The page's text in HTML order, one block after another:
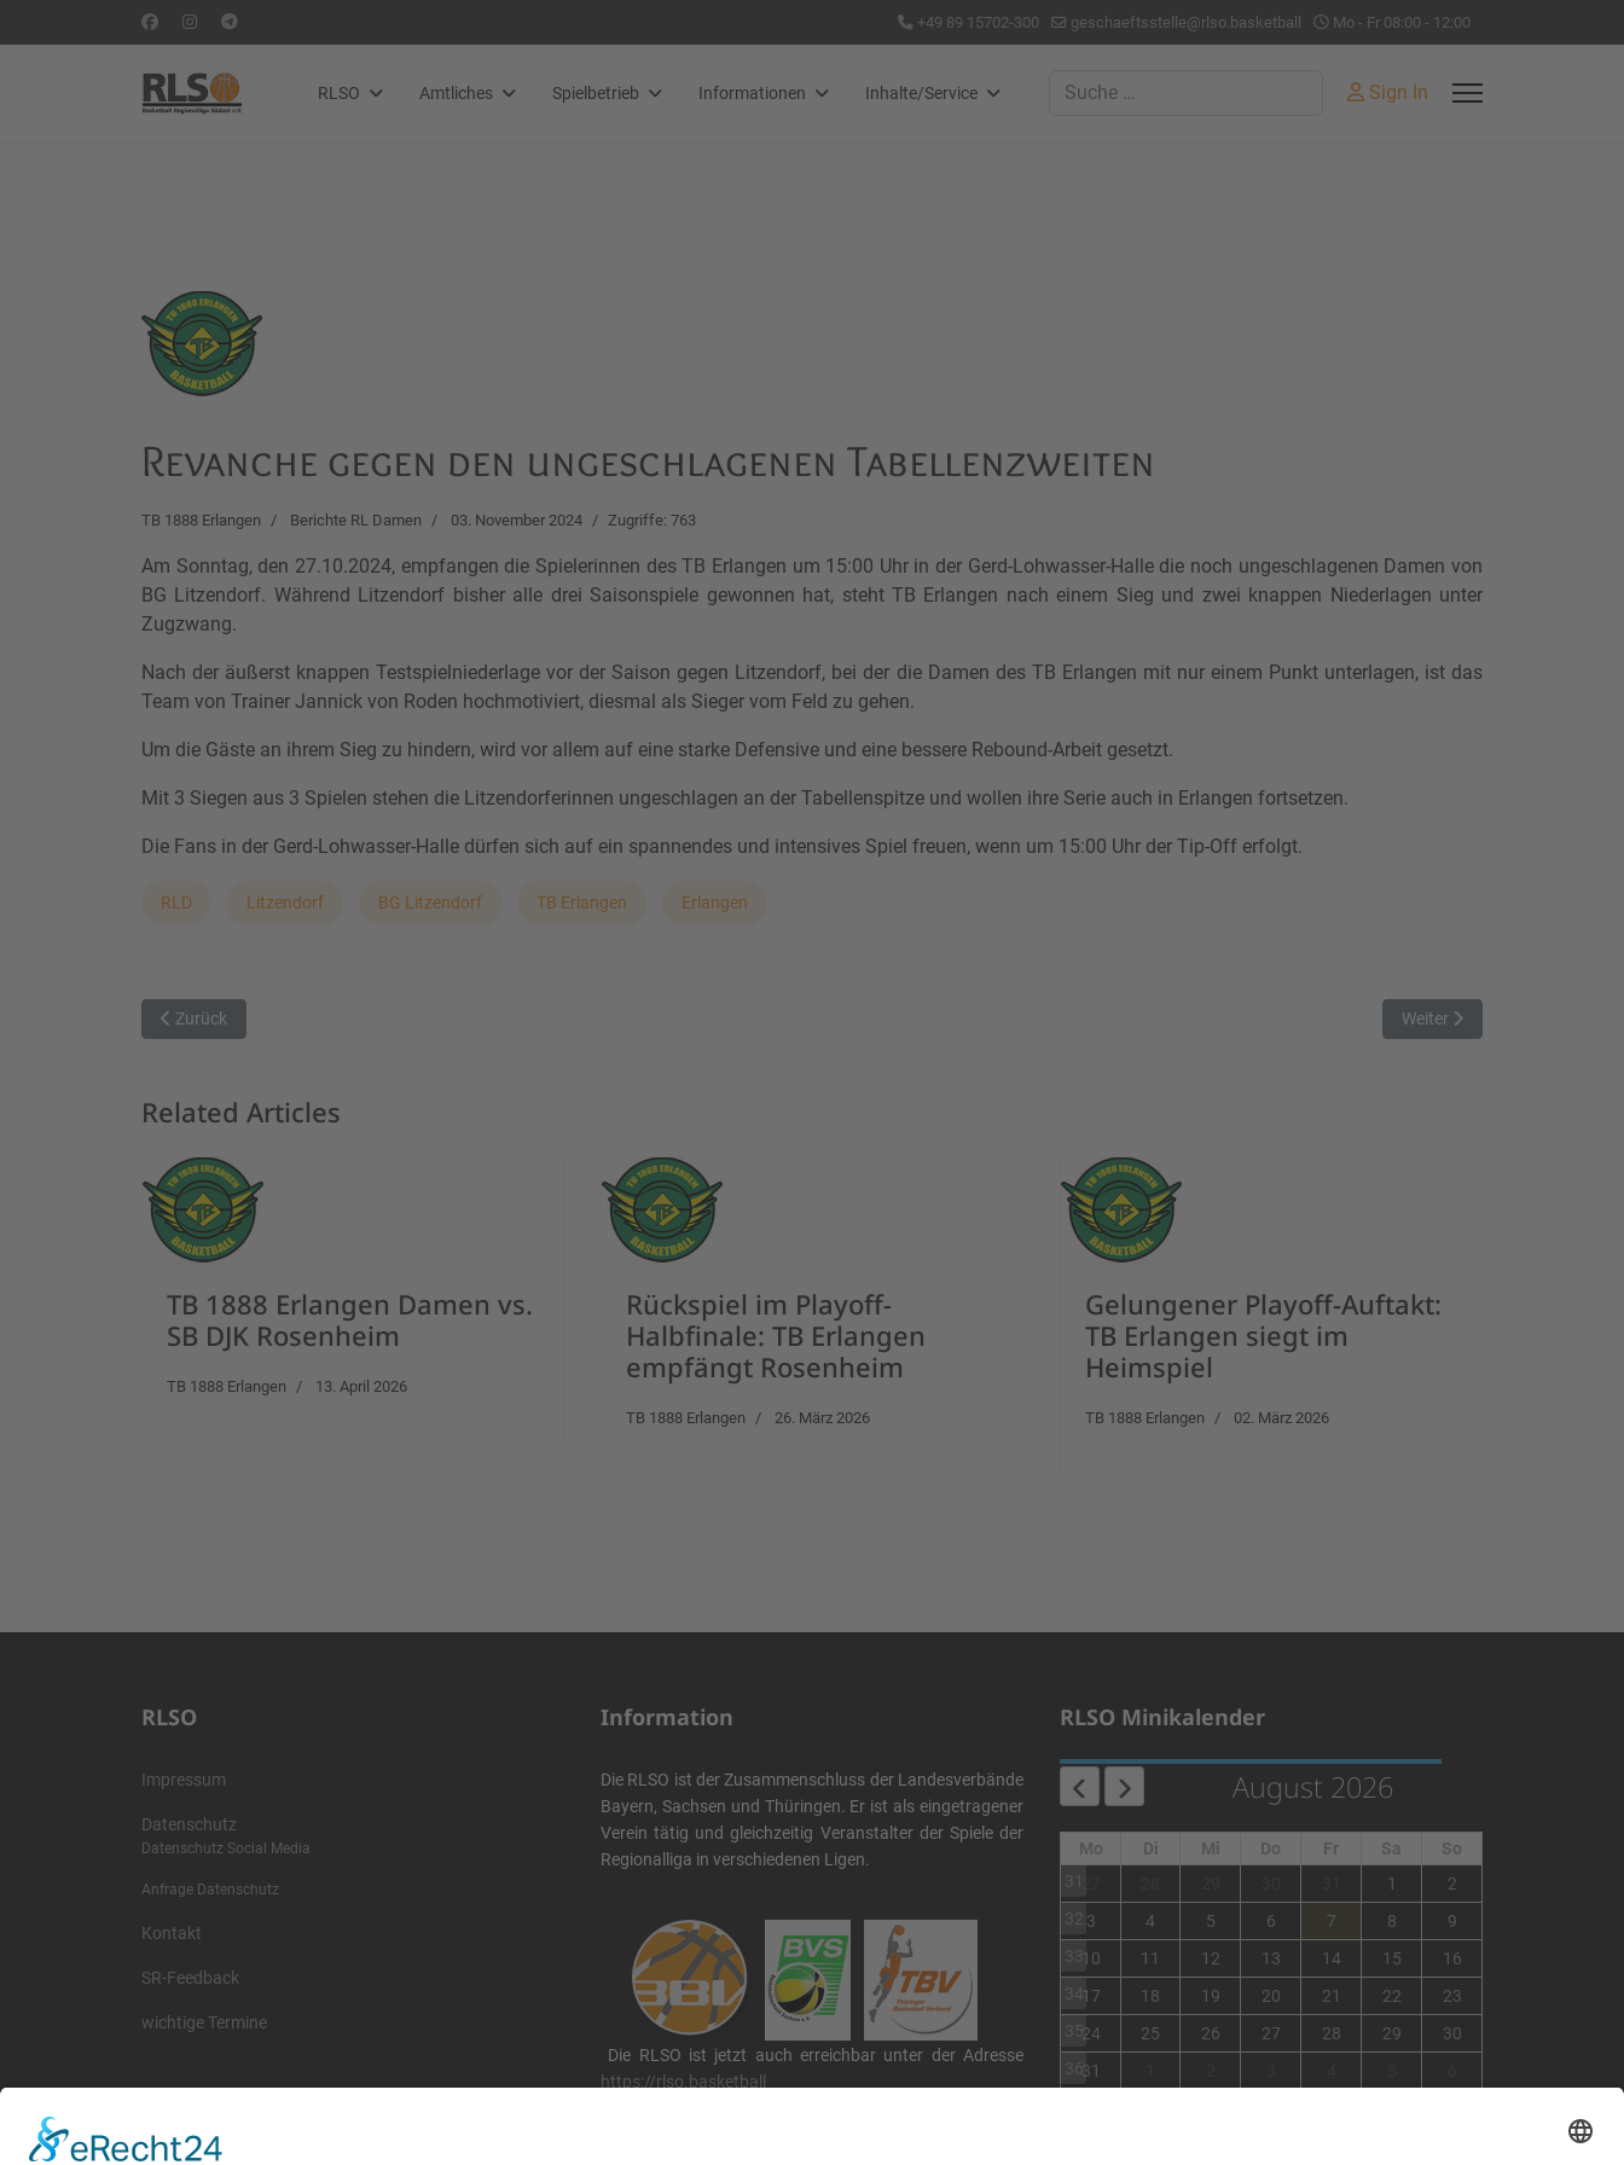
+49 89 15702-300 geschaeftsstelle@rlso.basketball Mo - Fr 08:00 - 12:00
RLSO Amtliches Spielbetrieb Informationen Inhalte/Service Suchen Sign In
Revanche gegen den ungeschlagenen Tabellenzweiten
TB 1888 Erlangen Berichte RL Damen 03. November 2024 Zugriffe: 763
Am Sonntag, den 27.10.2024, empfangen die Spielerinnen des TB Erlangen um 15:00 Uhr in der Gerd-Lohwasser-Halle die noch ungeschlagenen Damen von
BG Litzendorf. Während Litzendorf bisher alle drei Saisonspiele gewonnen hat, steht TB Erlangen nach einem Sieg und zwei knappen Niederlagen unter
Zugzwang.
Nach der äußerst knappen Testspielniederlage vor der Saison gegen Litzendorf, bei der die Damen des TB Erlangen mit nur einem Punkt unterlagen, ist das
Team von Trainer Jannick von Roden hochmotiviert, diesmal als Sieger vom Feld zu gehen.
Um die Gäste an ihrem Sieg zu hindern, wird vor allem auf eine starke Defensive und eine bessere Rebound-Arbeit gesetzt.
Mit 3 Siegen aus 3 Spielen stehen die Litzendorferinnen ungeschlagen an der Tabellenspitze und wollen ihre Serie auch in Erlangen fortsetzen.
Die Fans in der Gerd-Lohwasser-Halle dürfen sich auf ein spannendes und intensives Spiel freuen, wenn um 15:00 Uhr der Tip-Off erfolgt.
RLD Litzendorf BG Litzendorf TB Erlangen Erlangen
Vorheriger Beitrag: Sieg für TB Erlangen nach spannender Partie gegen BG Litzendorf
Zurück Nächster Beitrag: TVA
Weiter
Related Articles
TB 1888 Erlangen Damen vs.
SB DJK Rosenheim
TB 1888 Erlangen 13. April 2026
Rückspiel im Playoff-
Halbfinale: TB Erlangen
empfängt Rosenheim
TB 1888 Erlangen 26. März 2026
Gelungener Playoff-Auftakt:
TB Erlangen siegt im
Heimspiel
TB 1888 Erlangen 02. März 2026
RLSO
Impressum
Datenschutz
Datenschutz Social Media
Anfrage Datenschutz
Kontakt
SR-Feedback
wichtige Termine
Information
Die RLSO ist der Zusammenschluss der Landesverbände
Bayern, Sachsen und Thüringen. Er ist als eingetragener
Verein tätig und gleichzeitig Veranstalter der Spiele der
Regionalliga in verschiedenen Ligen.
Die RLSO ist jetzt auch erreichbar unter der Adresse
https://rlso.basketball
RLSO Minikalender
August 2026
Mo Di Mi Do Fr Sa
So
31
1
2
32 3 4 5 6 7 8
9
3310 11 12 13 14 15
16
3417 18 19 20 21 22
23
3524 25 26 27 28 29
30
3631